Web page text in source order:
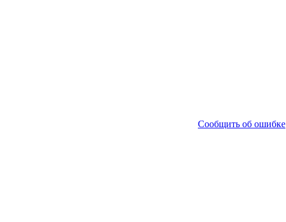
Сообщить об ошибке